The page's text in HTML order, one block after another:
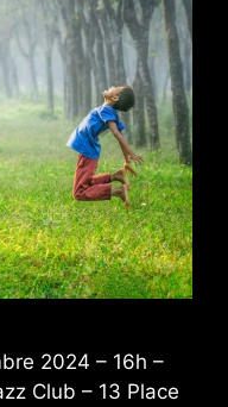
2024 – 16h –
Club – 13 Place